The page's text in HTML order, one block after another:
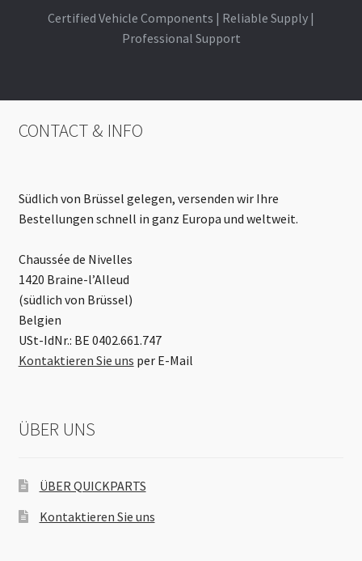
Certified Vehicle Components | Reliable Supply |
Professional Support
CONTACT & INFO
Südlich von Brüssel gelegen, versenden wir Ihre
Bestellungen schnell in ganz Europa und weltweit.
Chaussée de Nivelles
1420 Braine-l’Alleud
(südlich von Brüssel)
Belgien
USt-IdNr.: BE 0402.661.747
Kontaktieren Sie uns per E-Mail
ÜBER UNS
ÜBER QUICKPARTS
Kontaktieren Sie uns